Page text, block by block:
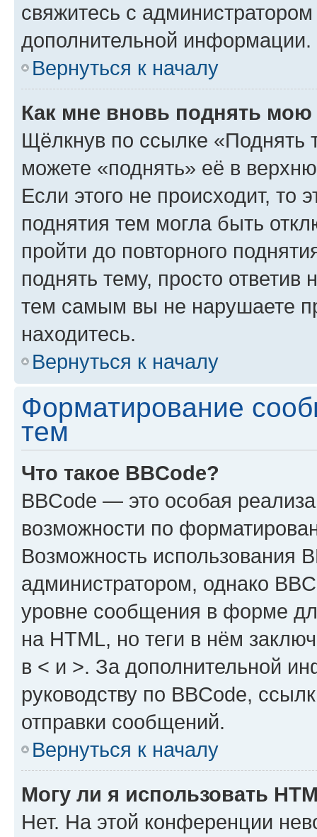
свяжитесь с
дополнительной информации.
Вернуться к началу
Как мне вновь поднять мою
Щёлкнув по ссылке «Поднять
можете «поднять» её в
Если этого не происходит, то
поднятия тем могла быть
пройти до повторного
поднять тему, просто ответив
тем самым вы не нарушаете
находитесь.
Вернуться к началу
Форматирование
тем
Что такое BBCode?
BBCode — это особая
возможности по
Возможность использования
администратором, однако
уровне сообщения в форме
на HTML, но теги в нём
в < и >. За дополнительной
руководству по BBCode,
отправки сообщений.
Вернуться к началу
Могу ли я использовать
Нет. На этой конференции